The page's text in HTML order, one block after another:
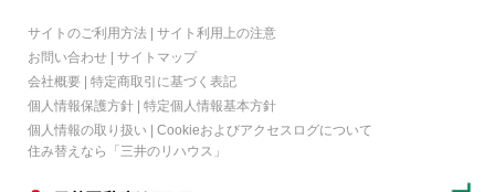
サイトのご利用方法 | サイト利用上の注意
お問い合わせ | サイトマップ
会社概要 | 特定商取引に基づく表記
個人情報保護方針 | 特定個人情報基本方針
個人情報の取り扱い | Cookieおよびアクセスログについて
住み替えなら
「三井のリハウス」